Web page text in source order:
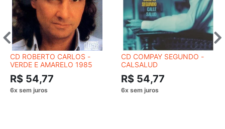
CD ROBERTO CARLOS -
VERDE E AMARELO 1985
R$ 54,77
CD COMPAY SEGUNDO -
CALSALUD
R$ 54,77